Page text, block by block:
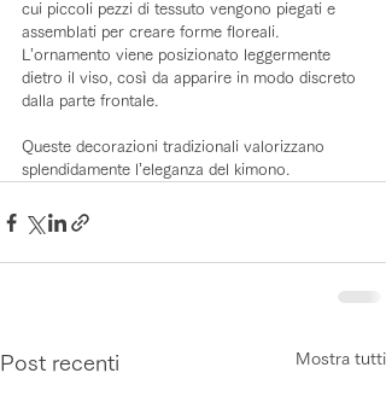
cui piccoli pezzi di tessuto vengono piegati e
assemblati per creare forme floreali.
L’ornamento viene posizionato leggermente
dietro il viso, così da apparire in modo discreto
dalla parte frontale.
Queste decorazioni tradizionali valorizzano
splendidamente l’eleganza del kimono.
Post recenti Mostra tutti